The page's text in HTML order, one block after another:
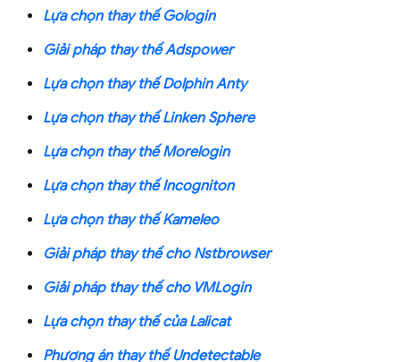
Lựa chọn thay thế Gologin
Giải pháp thay thế Adspower
Lựa chọn thay thế Dolphin Anty
Lựa chọn thay thế Linken Sphere
Lựa chọn thay thế Morelogin
Lựa chọn thay thế Incogniton
Lựa chọn thay thế Kameleo
Giải pháp thay thế cho Nstbrowser
Giải pháp thay thế cho VMLogin
Lựa chọn thay thế của Lalicat
Phương án thay thế Undetectable